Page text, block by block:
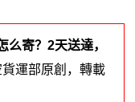
么寄？2天送達，
運部原創，轉載